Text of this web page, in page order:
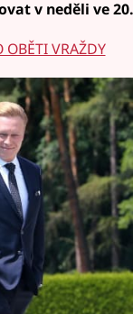
v neděli ve
OBĚTI VRAŽDY